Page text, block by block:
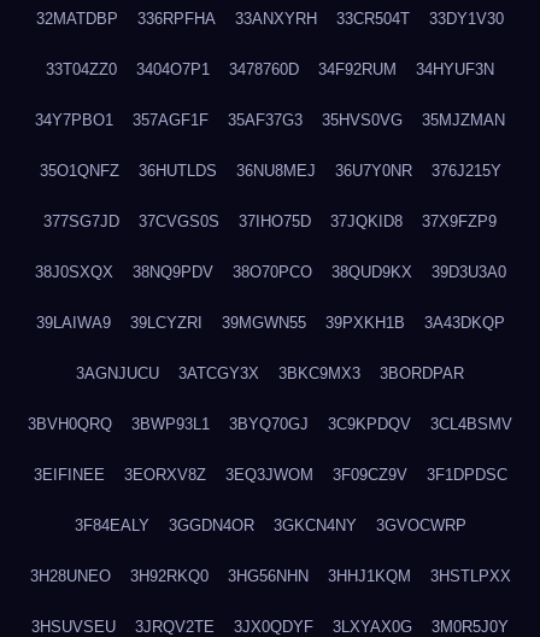
32MATDBP 336RPFHA 33ANXYRH 33CR504T 33DY1V30
33T04ZZ0 3404O7P1 3478760D 34F92RUM 34HYUF3N
34Y7PBO1 357AGF1F 35AF37G3 35HVS0VG 35MJZMAN
35O1QNFZ 36HUTLDS 36NU8MEJ 36U7Y0NR 376J215Y
377SG7JD 37CVGS0S 37IHO75D 37JQKID8 37X9FZP9
38J0SXQX 38NQ9PDV 38O70PCO 38QUD9KX 39D3U3A0
39LAIWA9 39LCYZRI 39MGWN55 39PXKH1B 3A43DKQP
3AGNJUCU 3ATCGY3X 3BKC9MX3 3BORDPAR
3BVH0QRQ 3BWP93L1 3BYQ70GJ 3C9KPDQV 3CL4BSMV
3EIFINEE 3EORXV8Z 3EQ3JWOM 3F09CZ9V 3F1DPDSC
3F84EALY 3GGDN4OR 3GKCN4NY 3GVOCWRP
3H28UNEO 3H92RKQ0 3HG56NHN 3HHJ1KQM 3HSTLPXX
3HSUVSEU 3JRQV2TE 3JX0QDYF 3LXYAX0G 3M0R5J0Y